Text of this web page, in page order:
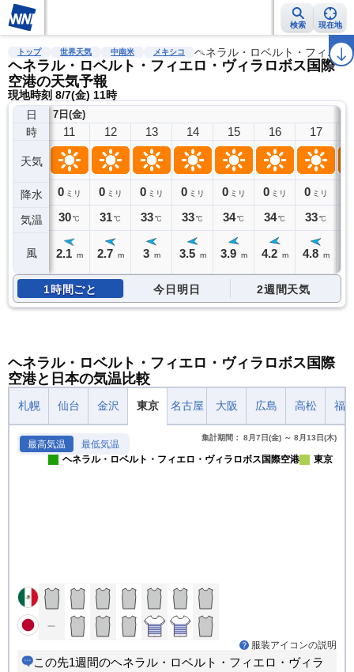
検索 現在地
雨雲レーダー 台風情報 地震情報 警報・注意報 2週間天気 ラ
トップ 世界天気 中南米 メキシコ ヘネラル・ロベルト・フィエ
ヘネラル・ロベルト・フィエロ・ヴィラロボス国際
空港の天気予報
現地時刻 8/7(金) 11時
日
時
天気
降水
気温
風
7日(金)
11
0 ミリ
30℃
2.1 m
12
0 ミリ
31℃
2.7 m
13
0 ミリ
33℃
3 m
14
0 ミリ
33℃
3.5 m
15
0 ミリ
34℃
3.9 m
16
0 ミリ
34℃
4.2 m
17
0 ミリ
33℃
4.8 m
1時間ごと 今日明日 2週間天気
ヘネラル・ロベルト・フィエロ・ヴィラロボス国際
空港と日本の気温比較
札幌 仙台 金沢 東京 名古屋 大阪 広島 高松 福
最高気温 最低気温
集計期間： 8月7日(金) ～ 8月13日(木)
ヘネラル・ロベルト・フィエロ・ヴィラロボス国際空港 東京
服装アイコンの説明
この先1週間のヘネラル・ロベルト・フィエロ・ヴィラ